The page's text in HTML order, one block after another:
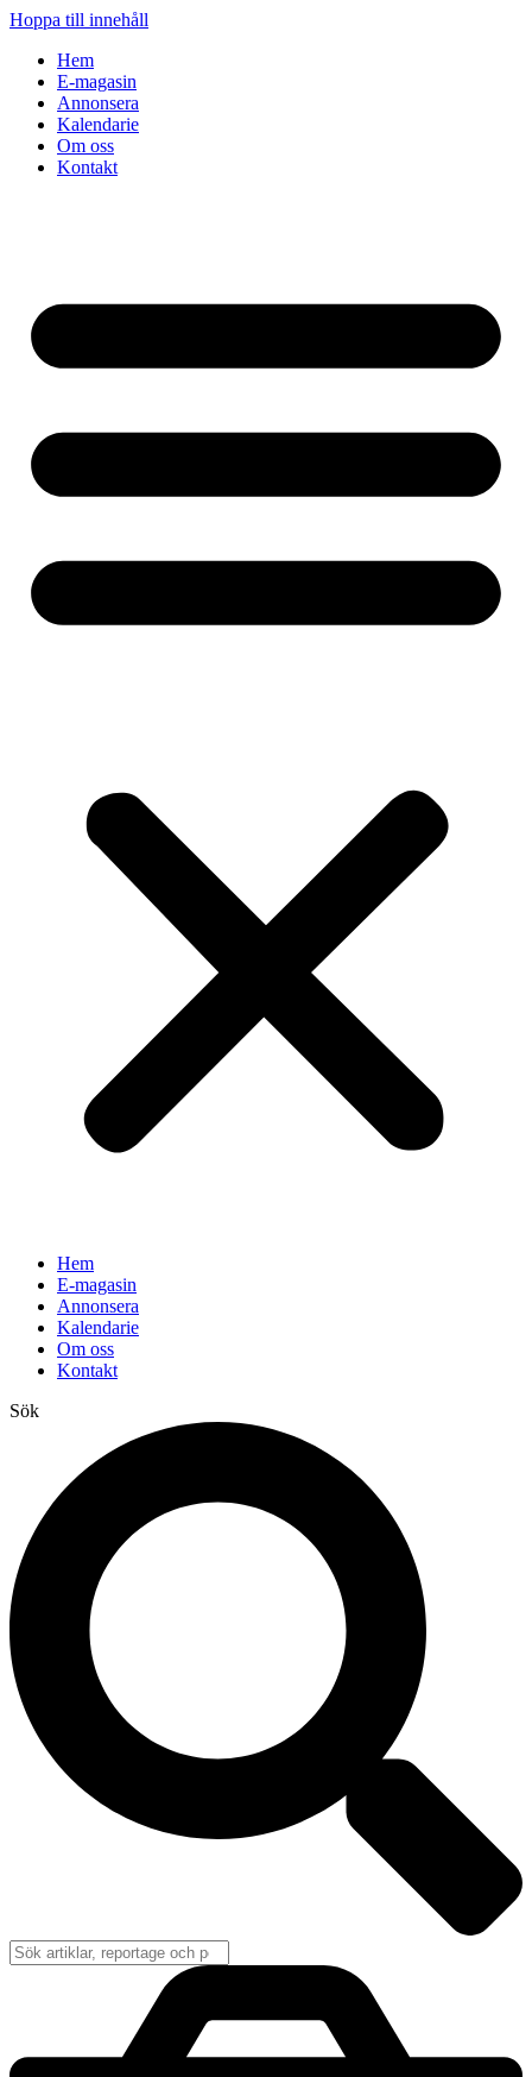
Hoppa till innehåll
Hem
E-magasin
Annonsera
Kalendarie
Om oss
Kontakt
Hem
E-magasin
Annonsera
Kalendarie
Om oss
Kontakt
Sök